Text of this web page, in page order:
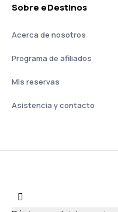
Sobre eDestinos
Acerca de nosotros
Programa de afiliados
Mis reservas
Asistencia y contacto